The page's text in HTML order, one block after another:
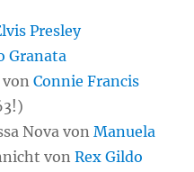
Presley
Granata
vonConnie Francis
Nova vonManuela
vonRex Gildo